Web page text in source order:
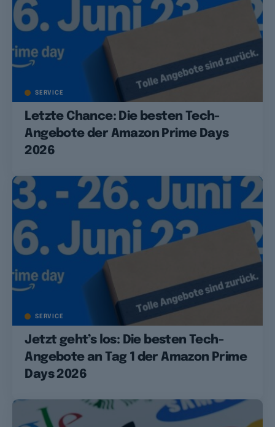
SERVICE
Letzte Chance: Die besten Tech-
Angebote der Amazon Prime Days
2026
SERVICE
Jetzt geht’s los: Die besten Tech-
Angebote an Tag 1 der Amazon Prime
Days 2026